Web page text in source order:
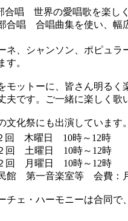
唱 世界の愛唱歌を楽しく
合唱 合唱曲集を使い、幅
、シャンソン、ポピュラ
。
モットーに、皆さん明るく
夫です。ご一緒に楽しく歌
文化祭にも出演しています。
回 木曜日 10時～12時
土曜日 10時～12時
月曜日 10時～12時
館 第一音楽室等 会費：月
チェ・ハーモニーは合同で